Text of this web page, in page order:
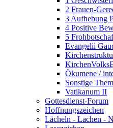
2 Frauen-
3 Aufhebung
4 Positive
5
Evangelii
Ökumene /
Sonstige
Vatikanum II
Gottesdienst-Forum
Hoffnungszeichen
Lächeln - Lachen -